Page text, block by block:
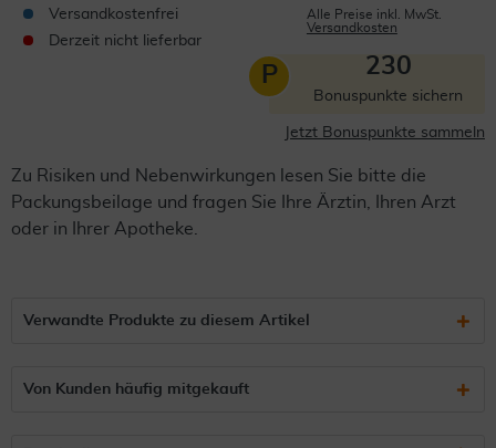
Versandkostenfrei
Derzeit nicht lieferbar
Alle Preise inkl. MwSt.
Versandkosten
P 230
Bonuspunkte sichern
Jetzt Bonuspunkte sammeln
Zu Risiken und Nebenwirkungen lesen Sie bitte die
Packungsbeilage und fragen Sie Ihre Ärztin, Ihren Arzt
oder in Ihrer Apotheke.
Verwandte Produkte zu diesem Artikel
Von Kunden häufig mitgekauft